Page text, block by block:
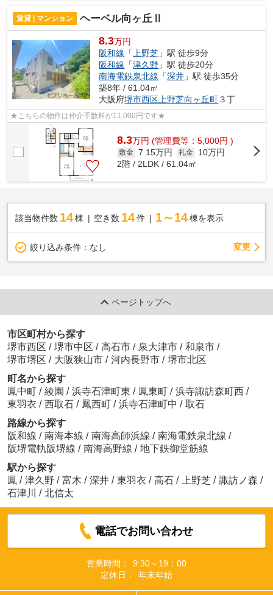
賃貸 | マンション ヘーベル向ヶ丘Ⅱ
8.3万円
阪和線 「 上野芝 」駅 徒歩9分
阪和線 「津久野 」駅 徒歩20分
南海電鉄泉北線 「深井 」駅 徒歩35分
築8年 / 61.04㎡
大阪府堺市西区 上野芝向ヶ丘町３丁
★こちらの物件は仲介手数料が11,000円です★
8.3万円 (管理費等：5,000円 )
敷金 7.15万円 礼金
10万円
2階 / 2LDK / 61.04㎡
該当物件数 14棟 空き数 14 件 1～14 棟を表示
絞り込み条件： なし 変更
ページトップへ
市区町村から探す
堺市西区 / 堺市中区 / 高石市 / 泉大津市 / 和泉市 /
堺市堺区 / 大阪狭山市 / 河内長野市 / 堺市北区
町名から探す
鳳中町 / 綾園 / 浜寺石津町東 / 鳳東町 / 浜寺諏訪森町西 /
東羽衣 / 西取石 / 鳳西町 / 浜寺石津町中 / 取石
路線から探す
阪和線 / 南海本線 / 南海高師浜線 / 南海電鉄泉北線 /
阪堺電軌阪堺線 / 南海高野線 / 地下鉄御堂筋線
駅から探す
鳳 / 津久野 / 富木 / 深井 / 東羽衣 / 高石 / 上野芝 / 諏訪ノ森 /
石津川
/ 北信太
電話でお問い合わせ
営業時間：
9:30～19：00
定休日：
年末年始